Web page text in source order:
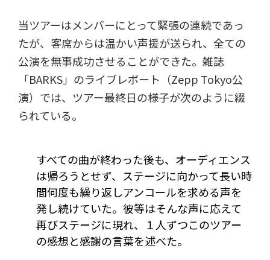
当ツアーはメンバーにとって緊張の連続であっ
たが、客席からは温かい声援が送られ、全ての
公演を無事成功させることができた。雑誌
「BARKS」のライブレポート（Zepp Tokyo公
演）では、ツアー最終日の様子が次のように綴
られている。
すべての曲が終わった後も、オーディエンス
は帰ろうとせず、ステージに向かって長い時
間何度も繰り返しアンコールを求める声を
発し続けていた。彼等はそんな声に応えて
再びステージに現れ、１人ずつこのツアー
の感想と感謝の言葉を述べた。